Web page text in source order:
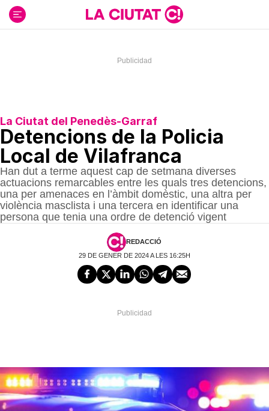
contenido
La Ciutat del Penedès-Garraf
Detencions de la Policia
Local de Vilafranca
Han dut a terme aquest cap de setmana diverses
actuacions remarcables entre les quals tres detencions,
una per amenaces en l’àmbit domèstic, una altra per
violència masclista i una tercera en identificar una
persona que tenia una ordre de detenció vigent
REDACCIÓ
29 DE GENER DE 2024 A LES 16:25H